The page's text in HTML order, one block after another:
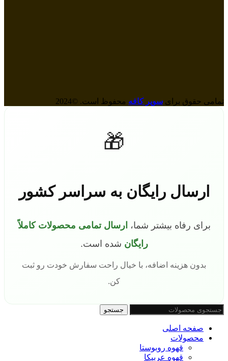
تمامی حقوق برای سوپر کافه محفوظ است. ©2024
🎁
ارسال رایگان به سراسر کشور
برای رفاه بیشتر شما، ارسال تمامی محصولات کاملاً
رایگان شده است.
بدون هزینه اضافه، با خیال راحت سفارش خودت رو ثبت
کن.
جستجو
صفحه اصلی
محصولات
قهوه روبوستا
قهوه عربیکا